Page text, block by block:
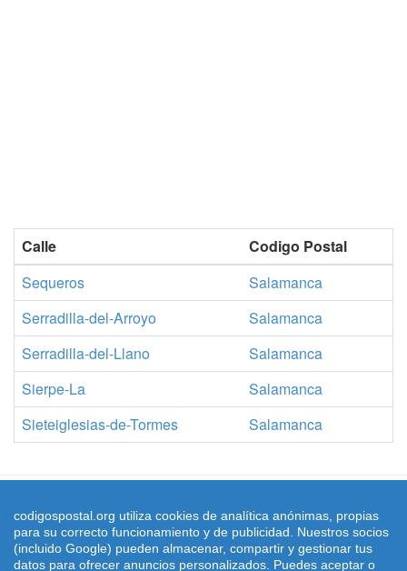
Calle
Codigo Postal
Sequeros
Salamanca
Serradilla-del-Arroyo
Salamanca
Serradilla-del-Llano
Salamanca
Sierpe-La
Salamanca
Sieteiglesias-de-Tormes
Salamanca
Aviso Legal- |Códigos postales Internacionales|
©2026Codigospostal.org-Códigos postales del mundo
codigospostal.org utiliza cookies de analítica anónimas, propias
para su correcto funcionamiento y de publicidad. Nuestros socios
(incluido Google) pueden almacenar, compartir y gestionar tus
datos para ofrecer anuncios personalizados. Puedes aceptar o